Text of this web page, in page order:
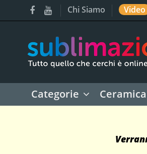
Chi Siamo Video
Categorie Ceramica